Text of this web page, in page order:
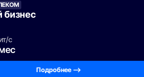
бизнес
с
Подробнее —>